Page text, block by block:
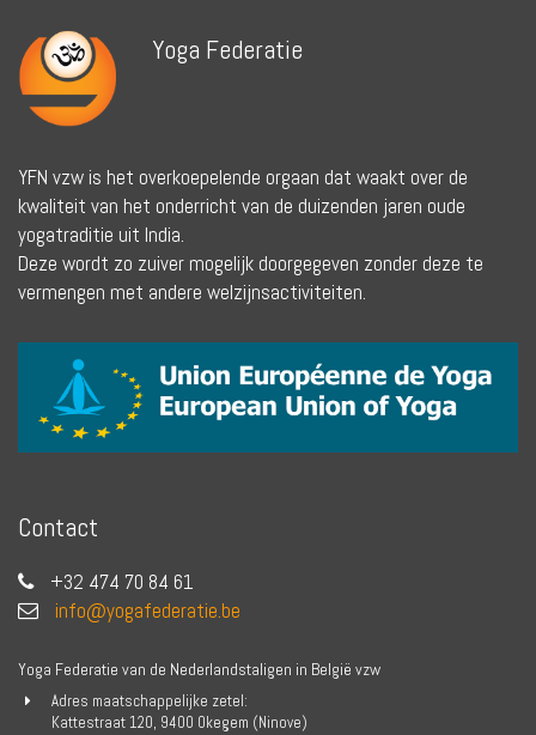
Yoga Federatie
YFN vzw is het overkoepelende orgaan dat waakt over de
kwaliteit van het onderricht van de duizenden jaren oude
yogatraditie uit India.
Deze wordt zo zuiver mogelijk doorgegeven zonder deze te
vermengen met andere welzijnsactiviteiten.
Contact
+32 474 70 84 61
info@yogafederatie.be
Yoga Federatie van de Nederlandstaligen in België vzw
Adres maatschappelijke zetel:
Kattestraat 120, 9400 Okegem (Ninove)